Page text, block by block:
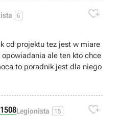
6 
ale ten kto chce
to poradnik jest dla niego
Legionista 15 